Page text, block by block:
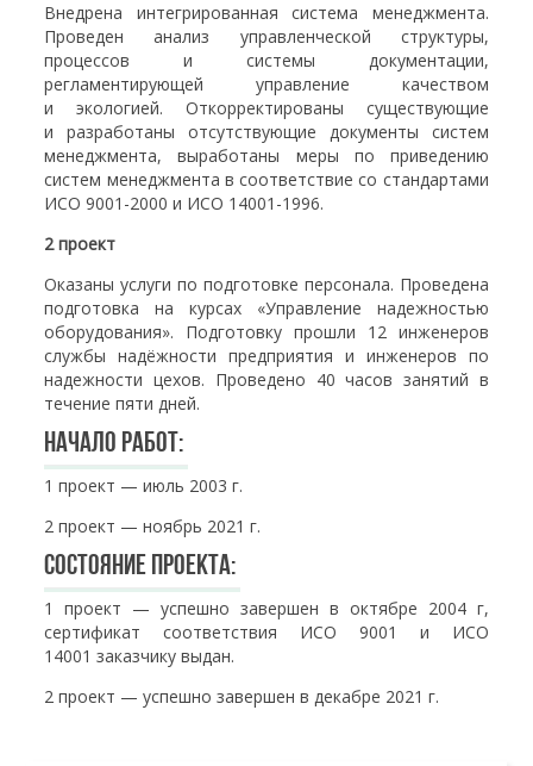
Внедрена интегрированная система менеджмента.
Проведен анализ управленческой структуры,
процессов и системы документации,
регламентирующей управление качеством
и экологией. Откорректированы существующие
и разработаны отсутствующие документы систем
менеджмента, выработаны меры по приведению
систем менеджмента в соответствие со стандартами
ИСО 9001-2000 и ИСО 14001-1996.
2 проект
Оказаны услуги по подготовке персонала. Проведена
подготовка на курсах «Управление надежностью
оборудования». Подготовку прошли 12 инженеров
службы надёжности предприятия и инженеров по
надежности цехов. Проведено 40 часов занятий в
течение пяти дней.
Начало работ:
1 проект — июль 2003 г.
2 проект — ноябрь 2021 г.
Состояние проекта:
1 проект — успешно завершен в октябре 2004 г,
сертификат соответствия ИСО 9001 и ИСО
14001 заказчику выдан.
2 проект — успешно завершен в декабре 2021 г.